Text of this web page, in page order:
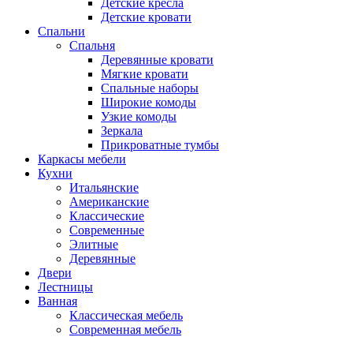
Детские кровати
Спальни
Спальня
Деревянные кровати
Мягкие кровати
Спальные наборы
Широкие комоды
Узкие комоды
Зеркала
Прикроватные тумбы
Каркасы мебели
Кухни
Итальянские
Американские
Классические
Современные
Элитные
Деревянные
Двери
Лестницы
Ванная
Классическая мебель
Современная мебель